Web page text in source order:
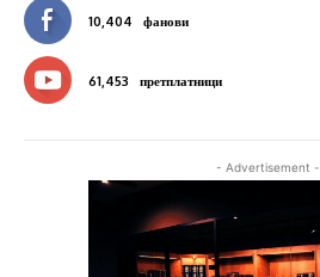
10,404 фанови
61,453 претплатници
- Advertisement -